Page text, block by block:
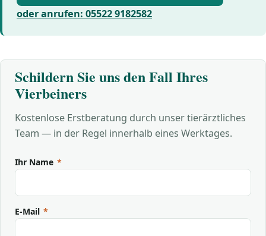
oder anrufen: 05522 9182582
Schildern Sie uns den Fall Ihres
Vierbeiners
Kostenlose Erstberatung durch unser tierärztliches
Team — in der Regel innerhalb eines Werktages.
Ihr Name *
E-Mail *